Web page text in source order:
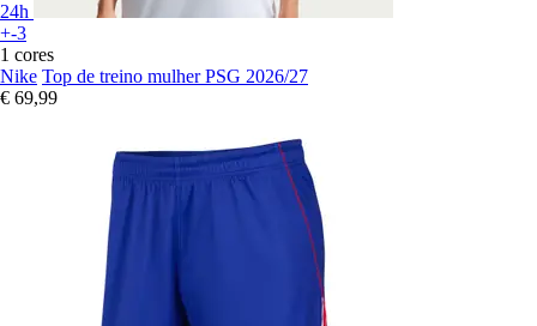
24h
+-3
1 cores
Nike Top de treino mulher PSG 2026/27
€ 69,99